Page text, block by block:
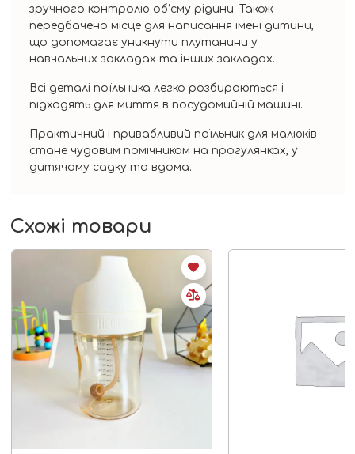
зручного контролю об’єму рідини. Також
передбачено місце для написання імені дитини,
що допомагає уникнути плутанини у
навчальних закладах та інших закладах.
Всі деталі поїльника легко розбираються і
підходять для миття в посудомийній машині.
Практичний і привабливий поїльник для малюків
стане чудовим помічником на прогулянках, у
дитячому садку та вдома.
Схожі товари